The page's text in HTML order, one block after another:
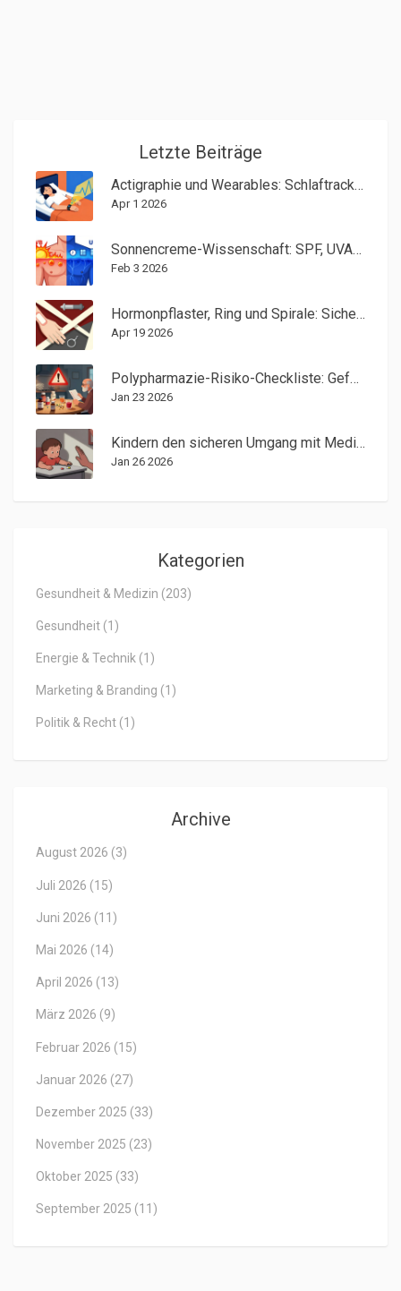
Letzte Beiträge
Actigraphie und Wearables: Schlaftracking für Zuhause erklärt
Apr 1 2026
Sonnencreme-Wissenschaft: SPF, UVA/UVB und täglicher Schutz
Feb 3 2026
Hormonpflaster, Ring und Spirale: Sicherheit und Risiken im Vergleich
Apr 19 2026
Polypharmazie-Risiko-Checkliste: Gefährliche Medikamentenkombinationen erkennen
Jan 23 2026
Kindern den sicheren Umgang mit Medikamenten zu Hause und in der Schule beibringen
Jan 26 2026
Kategorien
Gesundheit & Medizin (203)
Gesundheit (1)
Energie & Technik (1)
Marketing & Branding (1)
Politik & Recht (1)
Archive
August 2026 (3)
Juli 2026 (15)
Juni 2026 (11)
Mai 2026 (14)
April 2026 (13)
März 2026 (9)
Februar 2026 (15)
Januar 2026 (27)
Dezember 2025 (33)
November 2025 (23)
Oktober 2025 (33)
September 2025 (11)